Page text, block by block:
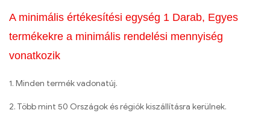
A minimális értékesítési egység 1 Darab, Egyes
termékekre a minimális rendelési mennyiség
vonatkozik
1. Minden termék vadonatúj.
2. Több mint 50 Országok és régiók kiszállításra kerülnek.